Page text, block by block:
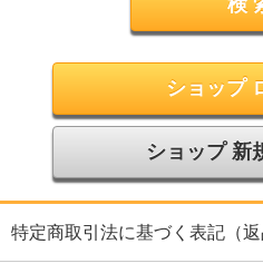
ショップ
ショップ 新
特定商取引法に基づく表記（返